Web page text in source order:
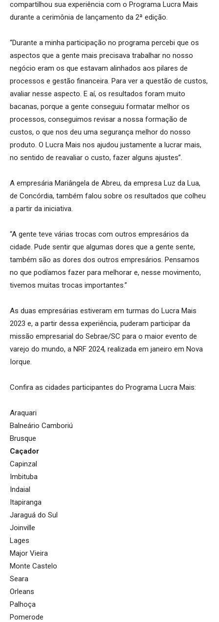
compartilhou sua experiência com o Programa Lucra Mais
durante a cerimônia de lançamento da 2ª edição.
“Durante a minha participação no programa percebi que os
aspectos que a gente mais precisava trabalhar no nosso
negócio eram os que estavam alinhados aos pilares de
processos e gestão financeira. Para ver a questão de custos,
avaliar nesse aspecto. E aí, os resultados foram muito
bacanas, porque a gente conseguiu formatar melhor os
processos, conseguimos revisar a nossa formação de
custos, o que nos deu uma segurança melhor do nosso
produto. O Lucra Mais nos ajudou justamente a lucrar mais,
no sentido de reavaliar o custo, fazer alguns ajustes”.
A empresária Mariângela de Abreu, da empresa Luz da Lua,
de Concórdia, também falou sobre os resultados que colheu
a partir da iniciativa.
“A gente teve várias trocas com outros empresários da
cidade. Pude sentir que algumas dores que a gente sente,
também são as dores dos outros empresários. Pensamos
no que podíamos fazer para melhorar e, nesse movimento,
tivemos muitas trocas importantes.”
As duas empresárias estiveram em turmas do Lucra Mais
2023 e, a partir dessa experiência, puderam participar da
missão empresarial do Sebrae/SC para o maior evento de
varejo do mundo, a NRF 2024, realizada em janeiro em Nova
Iorque.
Confira as cidades participantes do Programa Lucra Mais:
Araquari
Balneário Camboriú
Brusque
Caçador
Capinzal
Imbituba
Indaial
Itapiranga
Jaraguá do Sul
Joinville
Lages
Major Vieira
Monte Castelo
Seara
Orleans
Palhoça
Pomerode